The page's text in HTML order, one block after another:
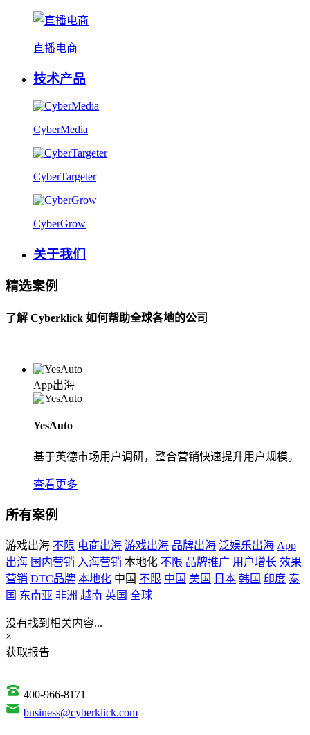
直播电商
技术产品
CyberMedia
CyberTargeter
CyberGrow
关于我们
精选案例
了解 Cyberklick 如何帮助全球各地的公司
App出海
YesAuto
基于英德市场用户调研，整合营销快速提升用户规模。
查看更多
所有案例
游戏出海 不限 电商出海 游戏出海 品牌出海 泛娱乐出海 App
出海 国内营销 入海营销 本地化 不限 品牌推广 用户增长 效果
营销 DTC品牌 本地化 中国 不限 中国 美国 日本 韩国 印度 泰
国 东南亚 非洲 越南 英国 全球
没有找到相关内容...
×
获取报告
400-966-8171
business@cyberklick.com